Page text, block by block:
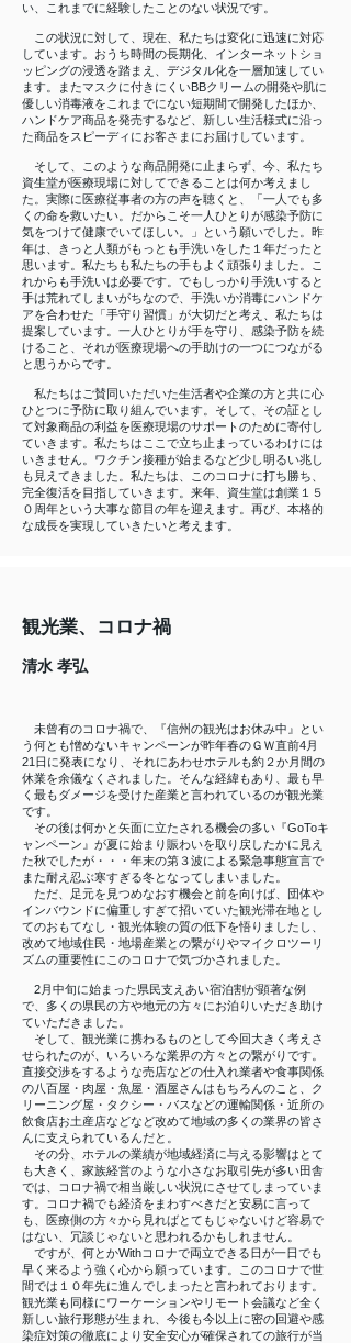
い、これまでに経験したことのない状況です。
この状況に対して、現在、私たちは変化に迅速に対応
しています。おうち時間の長期化、インターネットショ
ッピングの浸透を踏まえ、デジタル化を一層加速してい
ます。またマスクに付きにくいBBクリームの開発や肌に
優しい消毒液をこれまでにない短期間で開発したほか、
ハンドケア商品を発売するなど、新しい生活様式に沿っ
た商品をスピーディにお客さまにお届けしています。
そして、このような商品開発に止まらず、今、私たち
資生堂が医療現場に対してできることは何か考えまし
た。実際に医療従事者の方の声を聴くと、「一人でも多
くの命を救いたい。だからこそ一人ひとりが感染予防に
気をつけて健康でいてほしい。」という願いでした。昨
年は、きっと人類がもっとも手洗いをした１年だったと
思います。私たちも私たちの手もよく頑張りました。こ
れからも手洗いは必要です。でもしっかり手洗いすると
手は荒れてしまいがちなので、手洗いか消毒にハンドケ
アを合わせた「手守り習慣」が大切だと考え、私たちは
提案しています。一人ひとりが手を守り、感染予防を続
けること、それが医療現場への手助けの一つにつながる
と思うからです。
私たちはご賛同いただいた生活者や企業の方と共に心
ひとつに予防に取り組んでいます。そして、その証とし
て対象商品の利益を医療現場のサポートのために寄付し
ていきます。私たちはここで立ち止まっているわけには
いきません。ワクチン接種が始まるなど少し明るい兆し
も見えてきました。私たちは、このコロナに打ち勝ち、
完全復活を目指していきます。来年、資生堂は創業１５
０周年という大事な節目の年を迎えます。再び、本格的
な成長を実現していきたいと考えます。
観光業、コロナ禍
清水 孝弘
未曾有のコロナ禍で、『信州の観光はお休み中』とい
う何とも憎めないキャンペーンが昨年春のＧＷ直前4月
21日に発表になり、それにあわせホテルも約２か月間の
休業を余儀なくされました。そんな経緯もあり、最も早
く最もダメージを受けた産業と言われているのが観光業
です。
その後は何かと矢面に立たされる機会の多い『GoToキ
ャンペーン』が夏に始まり賑わいを取り戻したかに見え
た秋でしたが・・・年末の第３波による緊急事態宣言で
また耐え忍ぶ寒すぎる冬となってしまいました。
ただ、足元を見つめなおす機会と前を向けば、団体や
インバウンドに偏重しすぎて招いていた観光滞在地とし
てのおもてなし・観光体験の質の低下を悟りましたし、
改めて地域住民・地場産業との繋がりやマイクロツーリ
ズムの重要性にこのコロナで気づかされました。
2月中旬に始まった県民支えあい宿泊割が顕著な例
で、多くの県民の方や地元の方々にお泊りいただき助け
ていただきました。
そして、観光業に携わるものとして今回大きく考えさ
せられたのが、いろいろな業界の方々との繋がりです。
直接交渉をするような売店などの仕入れ業者や食事関係
の八百屋・肉屋・魚屋・酒屋さんはもちろんのこと、ク
リーニング屋・タクシー・バスなどの運輸関係・近所の
飲食店お土産店などなど改めて地域の多くの業界の皆さ
んに支えられているんだと。
その分、ホテルの業績が地域経済に与える影響はとて
も大きく、家族経営のような小さなお取引先が多い田舎
では、コロナ禍で相当厳しい状況にさせてしまっていま
す。コロナ禍でも経済をまわすべきだと安易に言って
も、医療側の方々から見ればとてもじゃないけど容易で
はない、冗談じゃないと思われるかもしれません。
ですが、何とかWithコロナで両立できる日が一日でも
早く来るよう強く心から願っています。このコロナで世
間では１０年先に進んでしまったと言われております。
観光業も同様にワーケーションやリモート会議など全く
新しい旅行形態が生まれ、今後も今以上に密の回避や感
染症対策の徹底により安全安心が確保されての旅行が当